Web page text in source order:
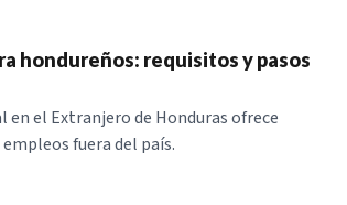
hondureños: requisitos y pasos
el Extranjero de Honduras ofrece
fuera del país.